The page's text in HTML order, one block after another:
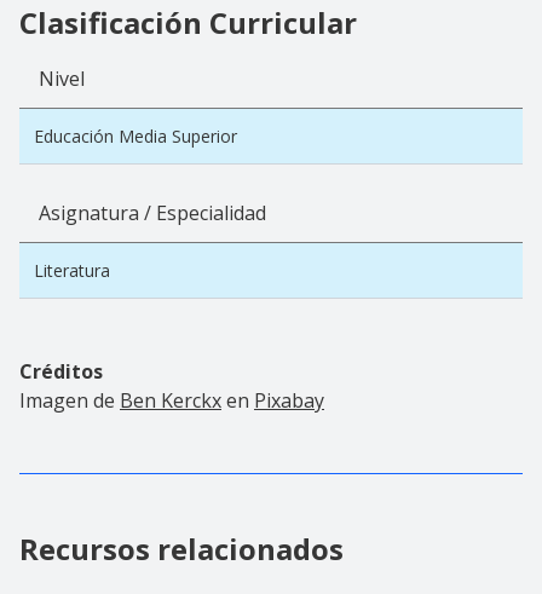
Clasificación Curricular
Nivel
Educación Media Superior
Asignatura / Especialidad
Literatura
Créditos
Imagen de Ben Kerckxen Pixabay
Recursos relacionados